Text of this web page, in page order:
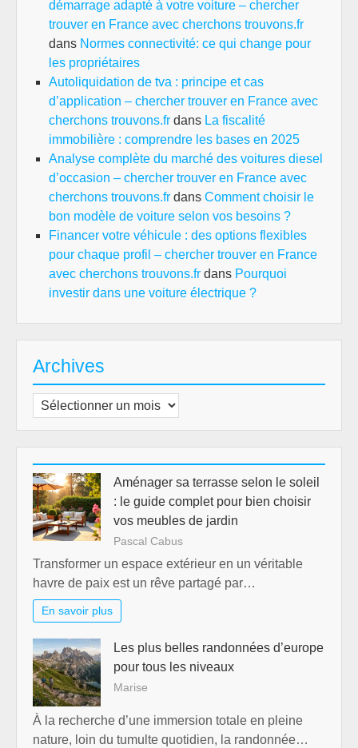
démarrage adapté à votre voiture – chercher
trouver en France avec cherchons trouvons.fr
dans Normes connectivité: ce qui change pour
les propriétaires
Autoliquidation de tva : principe et cas
d’application – chercher trouver en France avec
cherchons trouvons.fr dans La fiscalité
immobilière : comprendre les bases en 2025
Analyse complète du marché des voitures diesel
d’occasion – chercher trouver en France avec
cherchons trouvons.fr dans Comment choisir le
bon modèle de voiture selon vos besoins ?
Financer votre véhicule : des options flexibles
pour chaque profil – chercher trouver en France
avec cherchons trouvons.fr dans Pourquoi
investir dans une voiture électrique ?
Archives
Archives
Aménager sa terrasse selon le soleil
: le guide complet pour bien choisir
vos meubles de jardin
Pascal Cabus
Transformer un espace extérieur en un véritable
havre de paix est un rêve partagé par…
En savoir plus
Les plus belles randonnées d’europe
pour tous les niveaux
Marise
À la recherche d’une immersion totale en pleine
nature, loin du tumulte quotidien, la randonnée…